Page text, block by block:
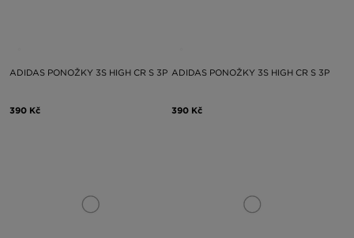
ADIDAS PONOŽKY 3S HIGH CR S 3P
390 Kč
ADIDAS PONOŽKY 3S HIGH CR S 3P
390 Kč